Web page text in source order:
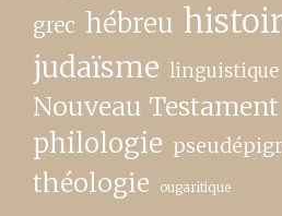
grec hébreu
judaïsme linguistique
Nouveau Testament
philologie
théologie ougaritique